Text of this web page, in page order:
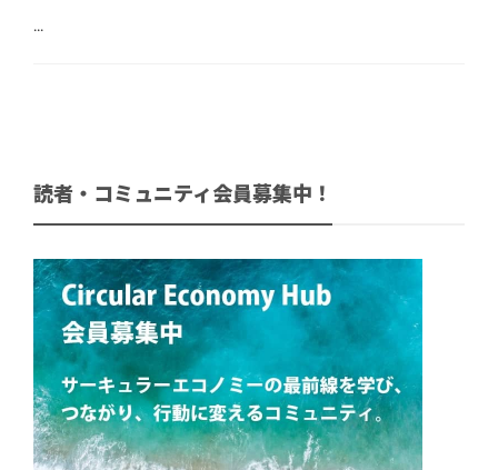
...
読者・コミュニティ会員募集中！